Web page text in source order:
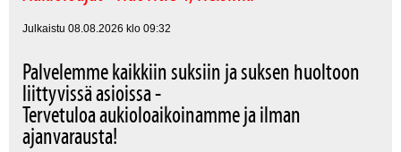
Julkaistu 08.08.2026 klo 09:32
Palvelemme kaikkiin suksiin ja suksen huoltoon
liittyvissä asioissa -
Tervetuloa aukioloaikoinamme ja ilman
ajanvarausta!